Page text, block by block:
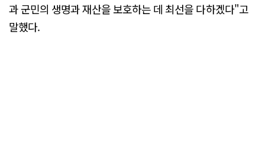
과 군민의 생명과 재산을 보호하는 데 최선을 다하겠다"고
말했다.